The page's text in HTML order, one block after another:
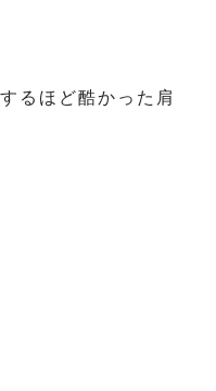
るほど酷かった肩